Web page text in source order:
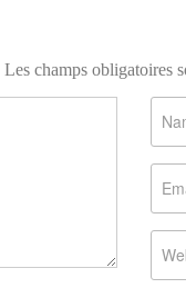
Les champs obligatoires